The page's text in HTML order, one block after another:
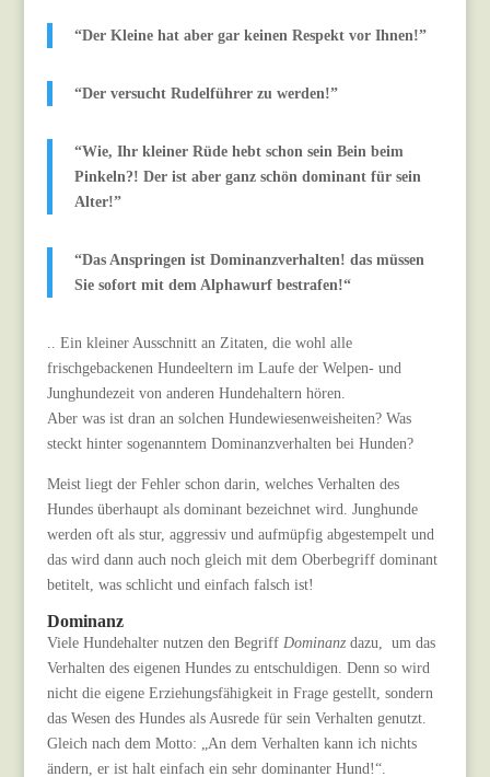
“Der Kleine hat aber gar keinen Respekt vor Ihnen!”
“Der versucht Rudelführer zu werden!”
“Wie, Ihr kleiner Rüde hebt schon sein Bein beim
Pinkeln?! Der ist aber ganz schön dominant für sein
Alter!”
“Das Anspringen ist Dominanzverhalten! das müssen
Sie sofort mit dem Alphawurf bestrafen!“
.. Ein kleiner Ausschnitt an Zitaten, die wohl alle
frischgebackenen Hundeeltern im Laufe der Welpen- und
Junghundezeit von anderen Hundehaltern hören.
Aber was ist dran an solchen Hundewiesenweisheiten? Was
steckt hinter sogenanntem Dominanzverhalten bei Hunden?
Meist liegt der Fehler schon darin, welches Verhalten des
Hundes überhaupt als dominant bezeichnet wird. Junghunde
werden oft als stur, aggressiv und aufmüpfig abgestempelt und
das wird dann auch noch gleich mit dem Oberbegriff dominant
betitelt, was schlicht und einfach falsch ist!
Dominanz
Viele Hundehalter nutzen den Begriff Dominanzdazu, um das
Verhalten des eigenen Hundes zu entschuldigen. Denn so wird
nicht die eigene Erziehungsfähigkeit in Frage gestellt, sondern
das Wesen des Hundes als Ausrede für sein Verhalten genutzt.
Gleich nach dem Motto: „An dem Verhalten kann ich nichts
ändern, er ist halt einfach ein sehr dominanter Hund!“.